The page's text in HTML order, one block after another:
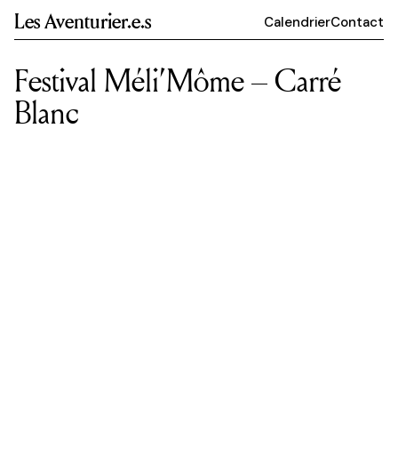
Les Aventurier.e.s CalendrierContact
Festival Méli’Môme – Carré
Blanc